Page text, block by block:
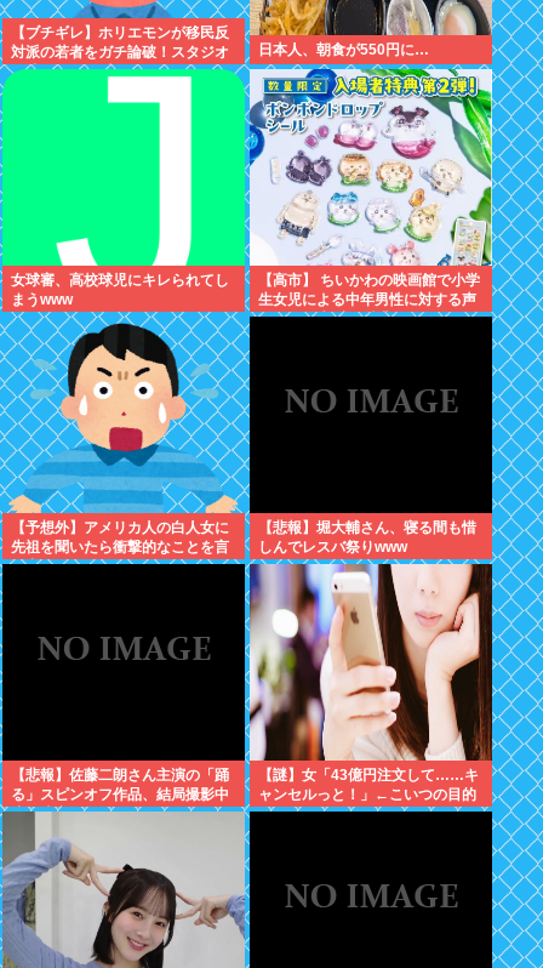
【ブチギレ】ホリエモンが移民反
対派の若者をガチ論破！スタジオ
が凍りついた瞬間がヤバすぎる…
日本人、朝食が550円に…
女球審、高校球児にキレられてし
まうwww
【高市】 ちいかわの映画館で小学
生女児による中年男性に対する声
かけが発生 映画特典をおねだり
【予想外】アメリカ人の白人女に
先祖を聞いたら衝撃的なことを言
い出した
【悲報】堀大輔さん、寝る間も惜
しんでレスバ祭りwww
【悲報】佐藤二朗さん主演の「踊
る」スピンオフ作品、結局撮影中
止が決定www
【謎】女「43億円注文して……キ
ャンセルっと！」←こいつの目的
ｗ